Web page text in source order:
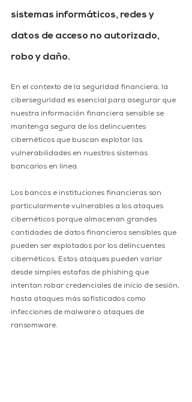
sistemas informáticos, redes y
datos de acceso no autorizado,
robo y daño.
En el contexto de la seguridad financiera, la
ciberseguridad es esencial para asegurar que
nuestra información financiera sensible se
mantenga segura de los delincuentes
cibernéticos que buscan explotar las
vulnerabilidades en nuestros sistemas
bancarios en línea.
Los bancos e instituciones financieras son
particularmente vulnerables a los ataques
cibernéticos porque almacenan grandes
cantidades de datos financieros sensibles que
pueden ser explotados por los delincuentes
cibernéticos. Estos ataques pueden variar
desde simples estafas de phishing que
intentan robar credenciales de inicio de sesión,
hasta ataques más sofisticados como
infecciones de malware o ataques de
ransomware.